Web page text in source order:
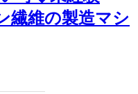
繊維の製造マシ